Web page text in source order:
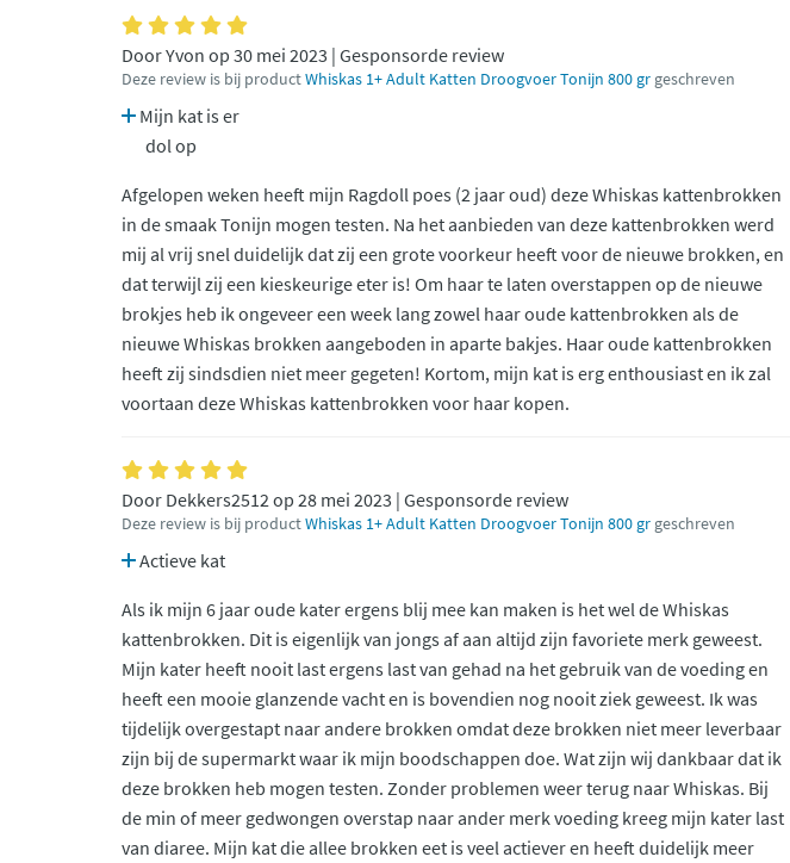
Door Yvon op 30 mei 2023 | Gesponsorde review
Deze review is bij productWhiskas 1+ Adult Katten Droogvoer Tonijn 800 gr geschreven
Mijn kat is er
dol op
Afgelopen weken heeft mijn Ragdoll poes (2 jaar oud) deze Whiskas kattenbrokken
in de smaak Tonijn mogen testen. Na het aanbieden van deze kattenbrokken werd
mij al vrij snel duidelijk dat zij een grote voorkeur heeft voor de nieuwe brokken, en
dat terwijl zij een kieskeurige eter is! Om haar te laten overstappen op de nieuwe
brokjes heb ik ongeveer een week lang zowel haar oude kattenbrokken als de
nieuwe Whiskas brokken aangeboden in aparte bakjes. Haar oude kattenbrokken
heeft zij sindsdien niet meer gegeten! Kortom, mijn kat is erg enthousiast en ik zal
voortaan deze Whiskas kattenbrokken voor haar kopen.
Door Dekkers2512 op 28 mei 2023 | Gesponsorde review
Deze review is bij productWhiskas 1+ Adult Katten Droogvoer Tonijn 800 gr geschreven
Actieve kat
Als ik mijn 6 jaar oude kater ergens blij mee kan maken is het wel de Whiskas
kattenbrokken. Dit is eigenlijk van jongs af aan altijd zijn favoriete merk geweest.
Mijn kater heeft nooit last ergens last van gehad na het gebruik van de voeding en
heeft een mooie glanzende vacht en is bovendien nog nooit ziek geweest. Ik was
tijdelijk overgestapt naar andere brokken omdat deze brokken niet meer leverbaar
zijn bij de supermarkt waar ik mijn boodschappen doe. Wat zijn wij dankbaar dat ik
deze brokken heb mogen testen. Zonder problemen weer terug naar Whiskas. Bij
de min of meer gedwongen overstap naar ander merk voeding kreeg mijn kater last
van diaree. Mijn kat die allee brokken eet is veel actiever en heeft duidelijk meer